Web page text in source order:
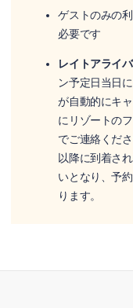
ゲストのみの
必要です
レイトアライ
ン予定日当日
が自動的にキ
にリゾートの
でご連絡くだ
以降に到着さ
いとなり、予
ります。